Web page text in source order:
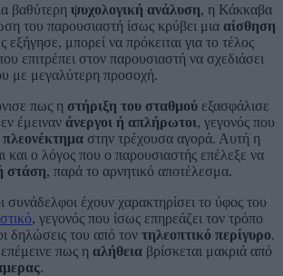
βαθύτερη ψυχολογική ανάλυση, η Κάκκαβα
του παρουσιαστή ίσως κρύβει μια αίσθηση
εξήγησε, μπορεί να πρόκειται για το τέλος
επιτρέπει στον παρουσιαστή να σχεδιάσει
με μεγαλύτερη προσοχή.
πως η στήριξη του σταθμού εξασφάλισε
έμειναν άνεργοι ή απλήρωτοι, γεγονός που
πλεονέκτημα στην τρέχουσα αγορά. Αυτή η
και ο λόγος που ο παρουσιαστής επέλεξε να
στάση, παρά το αρνητικό αποτέλεσμα.
συνάδελφοι έχουν χαρακτηρίσει το ύφος του
, γεγονός που ίσως επηρεάζει τον τρόπο
δηλώσεις του από τον τηλεοπτικό περίγυρο.
πως η αλήθεια βρίσκεται μακριά από
.